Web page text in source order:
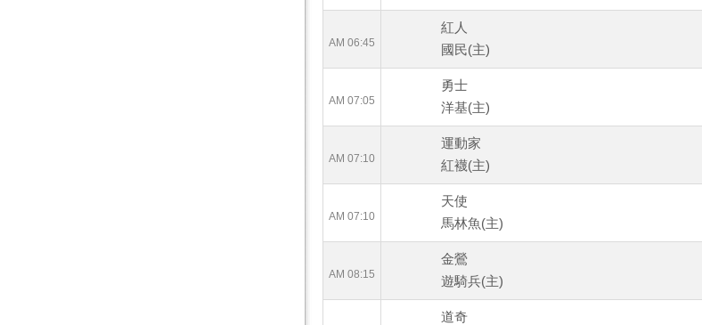
AM 06:45
紅人
國民(主)
AM 07:05
勇士
洋基(主)
AM 07:10
運動家
紅襪(主)
AM 07:10
天使
馬林魚(主)
AM 08:15
金鶯
遊騎兵(主)
道奇